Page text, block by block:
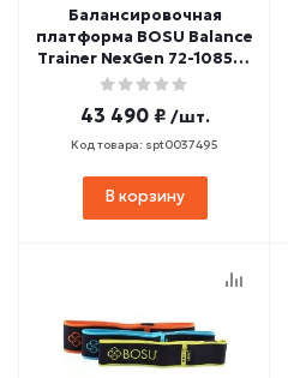
Балансировочная
платформа BOSU Balance
Trainer NexGen 72-10850-
PNGQ
43 490 ₽ /шт.
Код товара: spt0037495
В корзину